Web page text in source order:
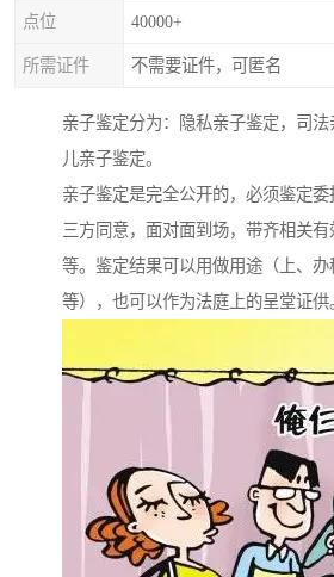
点位 40000+
所需证件 不需要证件，可匿名
亲子鉴定分为：隐私亲子鉴定，司
儿亲子鉴定。
亲子鉴定是完全公开的，必须鉴定
三方同意，面对面到场，带齐相关
等。鉴定结果可以用做用途（上、办
等），也可以作为法庭上的呈堂证供